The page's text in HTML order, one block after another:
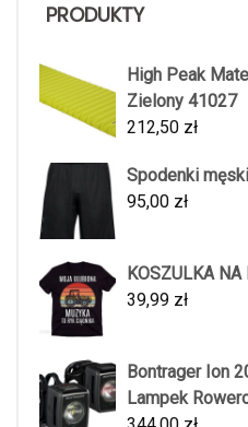
PRODUKTY
High Peak
Zielony 41027
212,50 zł
Spodenki
95,00 zł
KOSZULKA
39,99 zł
Bontrager Ion
Lampek